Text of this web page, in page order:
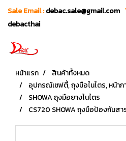
Sale Email :debac.sale@gmail.com
debacthai
หน้าแรก
สินค้าทั้งหมด
อุปกรณ์เซฟตี้, ถุงมือไนไตร, หน้าก
SHOWA ถุงมือยางไนไตร
CS720 SHOWA ถุงมือป้องกันสา